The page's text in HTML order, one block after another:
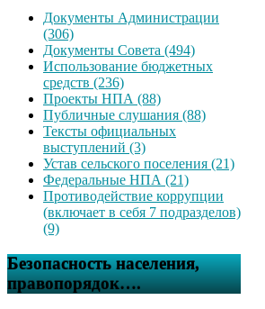
Документы Администрации
(306)
Документы Совета (494)
Использование бюджетных
средств (236)
Проекты НПА (88)
Публичные слушания (88)
Тексты официальных
выступлений (3)
Устав сельского поселения (21)
Федеральные НПА (21)
Противодействие коррупции
(включает в себя 7 подразделов)
(9)
Безопасность населения,
правопорядок….